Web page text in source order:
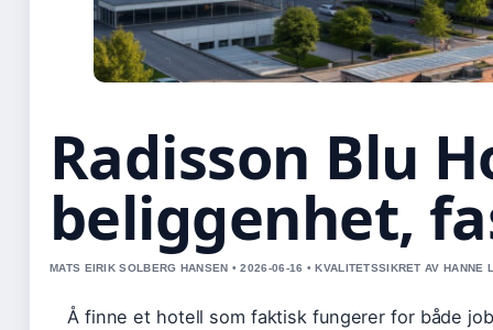
Radisson Blu
beliggenhet,
MATS EIRIK SOLBERG HANSEN • 2026-06-16 • KVALITETSSIKRET AV HANNE
Å finne et hotell som faktisk fungerer for både